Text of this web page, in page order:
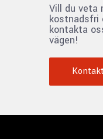
Vill du veta
kontakta
vägen!